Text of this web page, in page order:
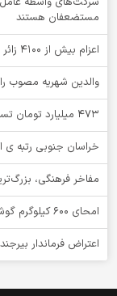
مستضعفان هستند
اعزام بیش از 4100 زائر اربعین حسینی از خراسان جنوبی
والدین شهریه مصوب
۴۷۳ میلیارد تومان تسهیلات، پشتوانه اشتغال مددجویان خراسان‌جنوبی
خراسان جنوبی رتبه ی
مفاخر فرهنگی،
امحای ۶۰۰ کیلوگرم گوشت فاسد در دانشگاه خراسان‌جنوبی
اعتراض فرماندار